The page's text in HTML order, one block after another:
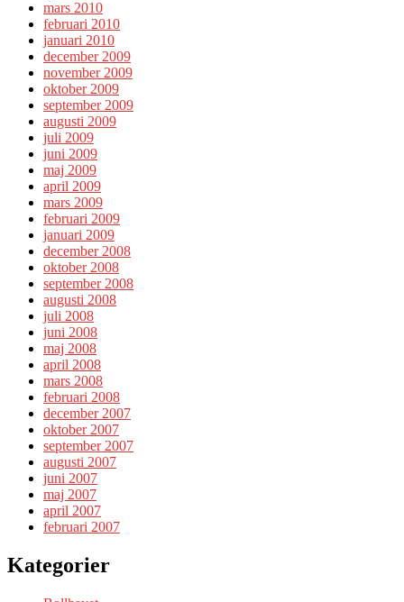
mars 2010
februari 2010
januari 2010
december 2009
november 2009
oktober 2009
september 2009
augusti 2009
juli 2009
juni 2009
maj 2009
april 2009
mars 2009
februari 2009
januari 2009
december 2008
oktober 2008
september 2008
augusti 2008
juli 2008
juni 2008
maj 2008
april 2008
mars 2008
februari 2008
december 2007
oktober 2007
september 2007
augusti 2007
juni 2007
maj 2007
april 2007
februari 2007
Kategorier